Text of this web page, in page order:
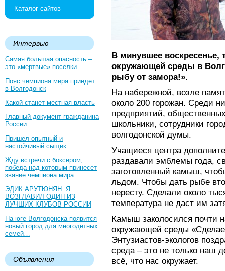
Каталог сайтов
Интервью
Самая большая опасность –
это «мертвые» поселки
Пояс чемпиона мира приедет
в Волгодонск
Какой станет местная власть
Главный документ гражданина
России
Пришел опытный и
настойчивый сыщик
Жду встречи с боксером,
победа над которым принесет
звание чемпиона мира
ЭДИК АРУТЮНЯН: Я
ВОЗГЛАВИЛ ОДИН ИЗ
ЛУЧШИХ КЛУБОВ РОССИИ
На юге Волгодонска появится
новый город для многодетных
семей…
Объявления
В минувшее воскресенье,
окружающей среды в
рыбу от замора!».
На набережной, возле
около 200 горожан. Среди
предприятий,
школьники, сотрудники
волгодонской думы.
Учащиеся центра
раздавали эмблемы года,
заготовленный камыш,
льдом. Чтобы дать рыбе
нересту. Сделали около
температура не даст им
Камыш заколосился почти
окружающей среды
Энтузиастов-экологов
среда – это не только наш
всё, что нас окружает.